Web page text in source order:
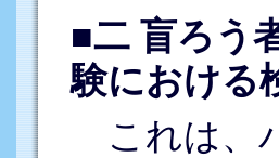
■二 盲ろう
験における
これは、